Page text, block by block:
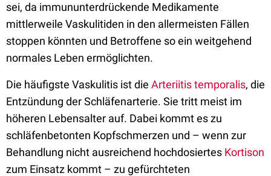
sei, da immununterdrückende Medikamente
mittlerweile Vaskulitiden in den allermeisten Fällen
stoppen könnten und Betroffene so ein weitgehend
normales Leben ermöglichten.
Die häufigste Vaskulitis ist die Arteriitis temporalis, die
Entzündung der Schläfenarterie. Sie tritt meist im
höheren Lebensalter auf. Dabei kommt es zu
schläfenbetonten Kopfschmerzen und – wenn zur
Behandlung nicht ausreichend hochdosiertes Kortison
zum Einsatz kommt – zu gefürchteten